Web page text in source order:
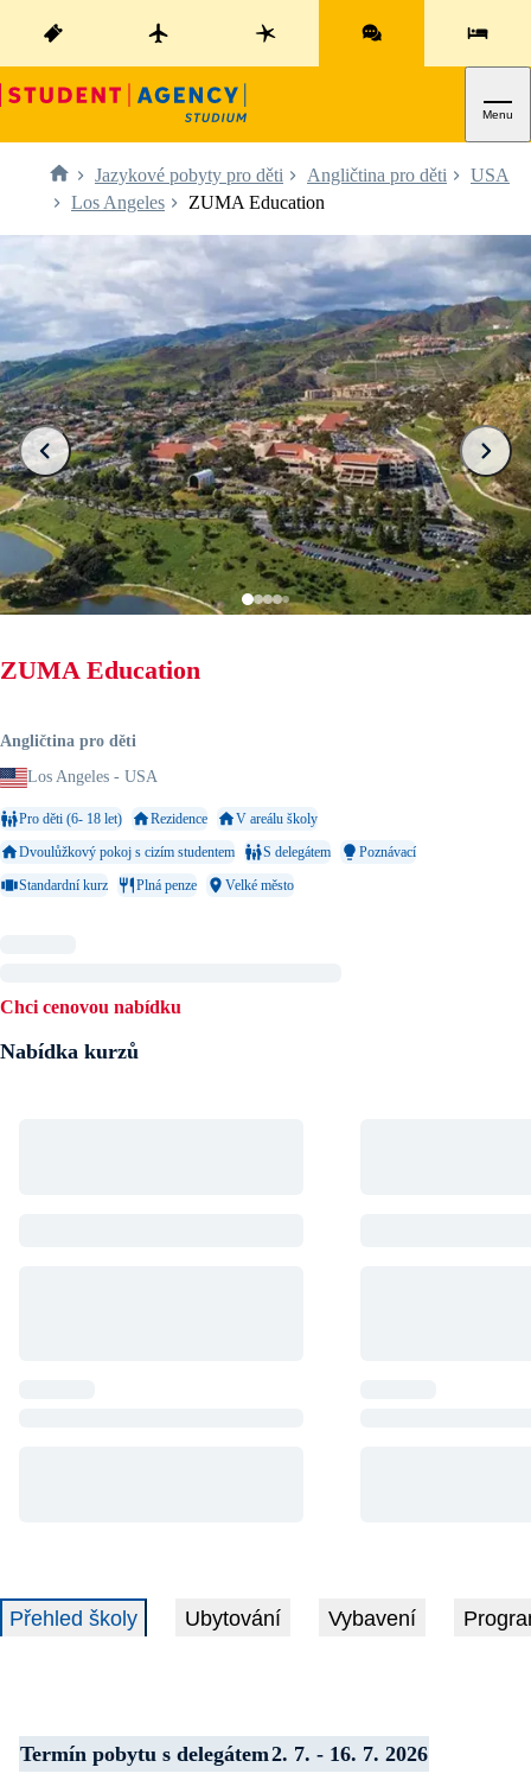
Menu
Jazykové pobyty pro děti Angličtina pro děti
USA
Los Angeles
ZUMA Education
ZUMA Education
Angličtina pro děti
Los Angeles - USA
Pro děti (6- 18 let) Rezidence
V areálu školy
Dvoulůžkový pokoj s cizím studentem
S delegátem
Poznávací
Standardní kurz
Plná penze Velké město
Chci cenovou nabídku
Nabídka kurzů
Přehled školy Ubytování Vybavení
Termín pobytu s delegátem2. 7. - 16. 7. 2026